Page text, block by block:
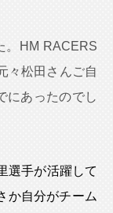
。HM RACERS
々松田さんご自
にあったのでし
選手が活躍して
か自分がチーム